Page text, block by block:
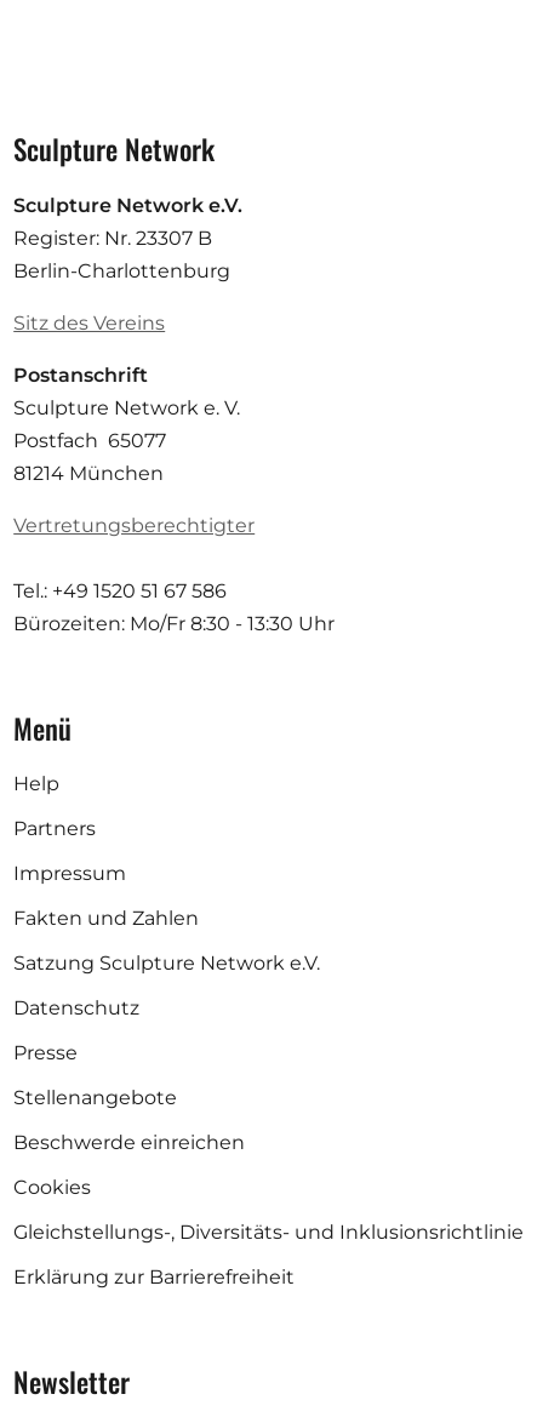
Sculpture Network
Sculpture Network e.V.
Register: Nr. 23307 B
Berlin-Charlottenburg
Sitz des Vereins
Postanschrift
Sculpture Network e. V.
Postfach 65077
81214 München
Vertretungsberechtigter
Tel.: +49 1520 51 67 586
Bürozeiten: Mo/Fr 8:30 - 13:30 Uhr
Menü
Help
Partners
Impressum
Fakten und Zahlen
Satzung Sculpture Network e.V.
Datenschutz
Presse
Stellenangebote
Beschwerde einreichen
Cookies
Gleichstellungs-, Diversitäts- und Inklusionsrichtlinie
Erklärung zur Barrierefreiheit
Newsletter